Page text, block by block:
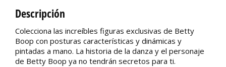
Descripción
Colecciona las increíbles figuras exclusivas de Betty
Boop con posturas características y dinámicas y
pintadas a mano. La historia de la danza y el personaje
de Betty Boop ya no tendrán secretos para ti.